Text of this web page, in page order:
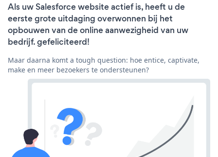
Als uw Salesforce website actief is, heeft u de
eerste grote uitdaging overwonnen bij het
opbouwen van de online aanwezigheid van uw
bedrijf. gefeliciteerd!
Maar daarna komt a tough question: hoe entice, captivate,
make en meer bezoekers te ondersteunen?